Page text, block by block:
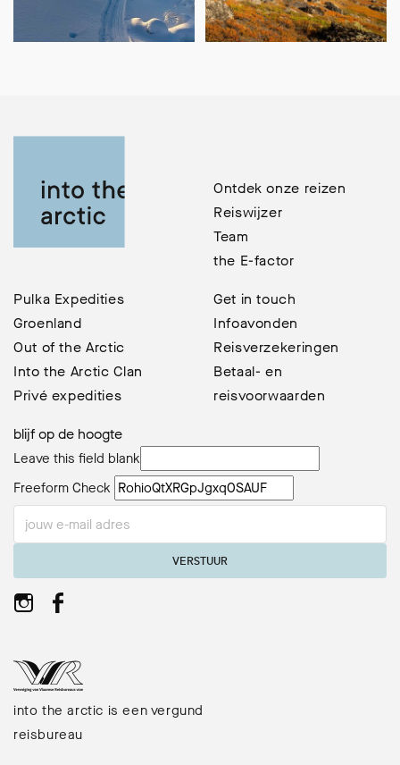
Ontdek onze reizen
Reiswijzer
Team
the E-factor
Pulka Expedities
Groenland
Out of the Arctic
Into the Arctic Clan
Privé expedities
Get in touch
Infoavonden
Reisverzekeringen
Betaal- en
reisvoorwaarden
blijf op de hoogte
Leave this field blank
Freeform Check
VERSTUUR
into the arctic is een vergund
reisbureau